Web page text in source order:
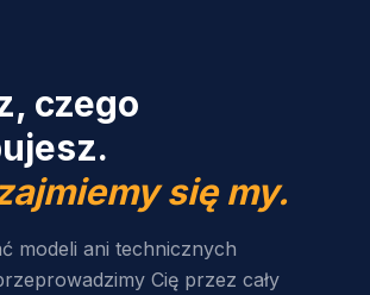
czego
się my.
modeli ani technicznych
Cię przez cały